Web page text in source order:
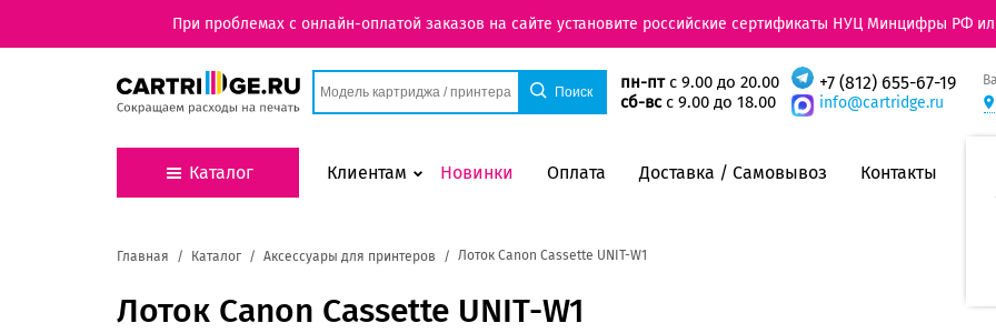
При проблемах с онлайн-оплатой заказов на сайте установите российские сертификаты НУЦ Минцифры РФ
пн-птс 9.00 до 20.00
сб-всс 9.00 до 18.00
+7 (812) 655-67-19
info@cartridge.ru
Каталог Клиентам Новинки Оплата Доставка / Самовывоз Контакты
Главная Каталог Аксессуары для принтеров Лоток Canon Cassette UNIT-W1
Лоток Canon Cassette UNIT-W1